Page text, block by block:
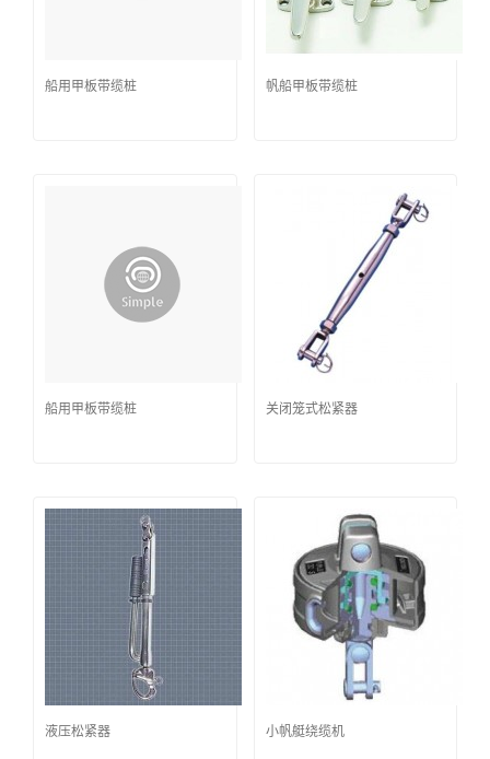
船用甲板带缆桩 帆船甲板带缆桩
船用甲板带缆桩 关闭笼式松紧器
液压松紧器 小帆艇绕缆机